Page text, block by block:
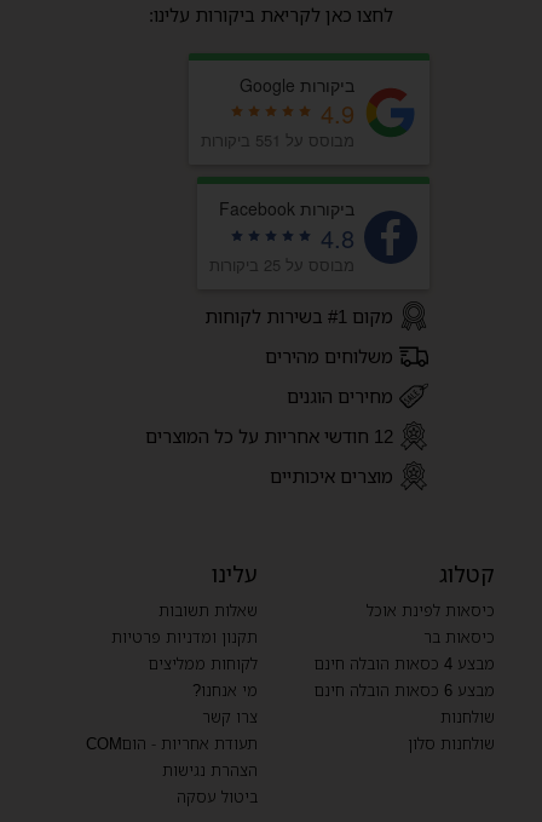
לחצו כאן לקריאת ביקורות עלינו:
ביקורות Google
4.9
מבוסס על 551 ביקורות
ביקורות Facebook
4.8
מבוסס על 25 ביקורות
מקום #1 בשירות לקוחות
משלוחים מהירים
מחירים הוגנים
12 חודשי אחריות על כל המוצרים
מוצרים איכותיים
קטלוג
כיסאות לפינת אוכל
כיסאות בר
מבצע 4 כסאות הובלה חינם
מבצע 6 כסאות הובלה חינם
שולחנות
שולחנות סלון
עלינו
שאלות תשובות
תקנון ומדניות פרטיות
לקוחות ממליצים
מי אנחנו?
צרו קשר
תעודת אחריות - הוםCOM
הצהרת נגישות
ביטול עסקה